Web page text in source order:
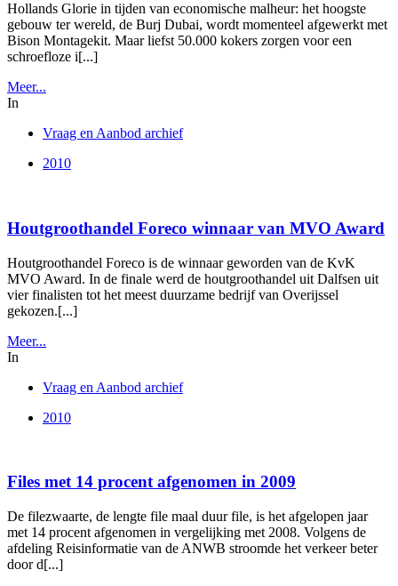
Hollands Glorie in tijden van economische malheur: het hoogste
gebouw ter wereld, de Burj Dubai, wordt momenteel afgewerkt met
Bison Montagekit. Maar liefst 50.000 kokers zorgen voor een
schroefloze i[...]
Meer...
In
Vraag en Aanbod archief
2010
Houtgroothandel Foreco winnaar van MVO Award
Houtgroothandel Foreco is de winnaar geworden van de KvK
MVO Award. In de finale werd de houtgroothandel uit Dalfsen uit
vier finalisten tot het meest duurzame bedrijf van Overijssel
gekozen.[...]
Meer...
In
Vraag en Aanbod archief
2010
Files met 14 procent afgenomen in 2009
De filezwaarte, de lengte file maal duur file, is het afgelopen jaar
met 14 procent afgenomen in vergelijking met 2008. Volgens de
afdeling Reisinformatie van de ANWB stroomde het verkeer beter
door d[...]